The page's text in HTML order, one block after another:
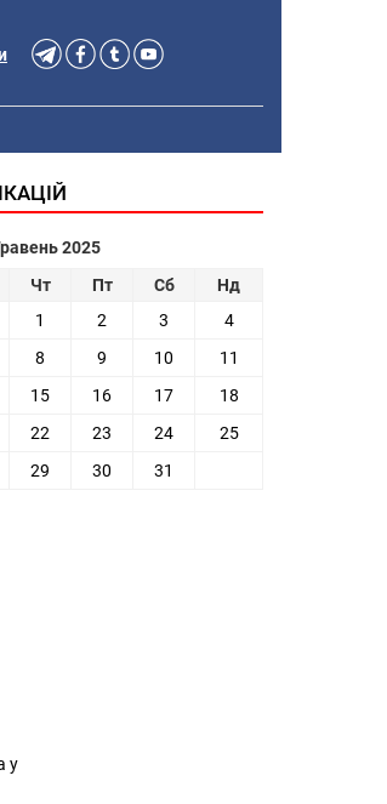
2025
Чт Пт Сб
Нд
1
2 3
4
8 9 10
11
15 16 17
18
22 23 24
25
29 30
31
у